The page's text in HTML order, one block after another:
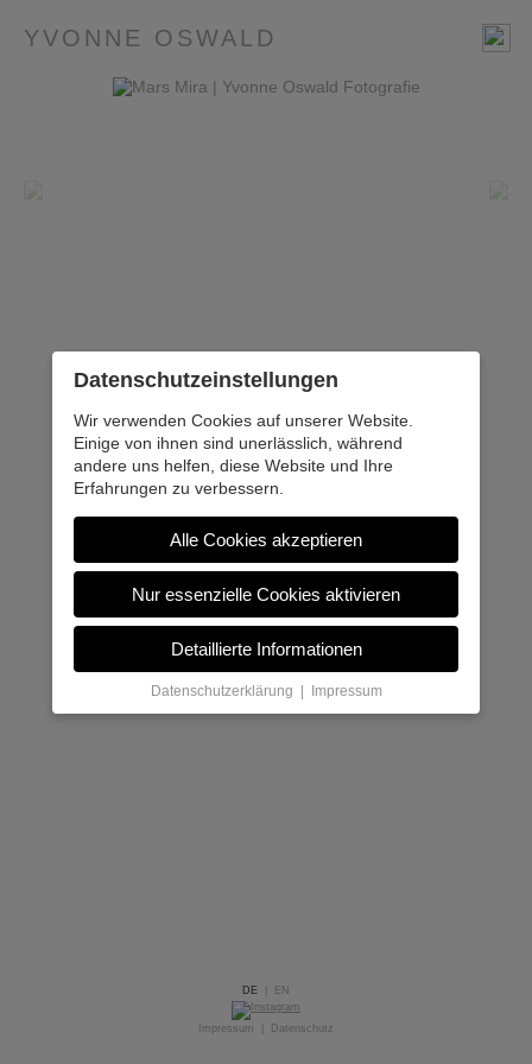
YVONNE OSWALD
DE EN
Impressum Datenschutz
Datenschutz­einstellungen
Wir verwenden Cookies auf unserer Website.
Einige von ihnen sind unerlässlich, während
andere uns helfen, diese Website und Ihre
Erfahrungen zu verbessern.
Alle Cookies akzeptieren
Nur essenzielle Cookies aktivieren
Detaillierte Informationen
Datenschutzerklärung | Impressum